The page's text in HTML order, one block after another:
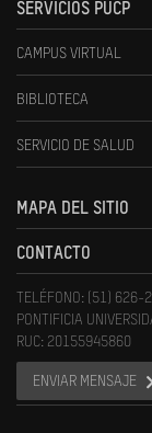
SERVICIOS PUCP
CAMPUS VIRTUAL
BIBLIOTECA
SERVICIO DE SALUD
MAPA DEL SITIO
CONTACTO
TELÉFONO: (51)
PONTIFICIA
RUC: 20155945860
ENVIAR MENSAJE